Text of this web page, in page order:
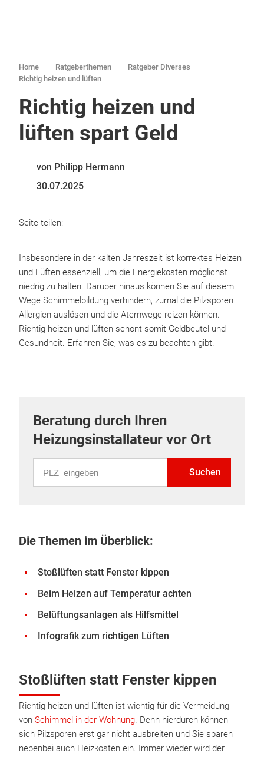
Home Ratgeberthemen
Ratgeber Diverses
Richtig heizen und lüften
Richtig heizen und
lüften spart Geld
von Philipp Hermann
30.07.2025
Seite teilen:
Insbesondere in der kalten Jahreszeit ist korrektes Heizen
und Lüften essenziell, um die Energiekosten möglichst
niedrig zu halten. Darüber hinaus können Sie auf diesem
Wege Schimmelbildung verhindern, zumal die Pilzsporen
Allergien auslösen und die Atemwege reizen können.
Richtig heizen und lüften schont somit Geldbeutel und
Gesundheit. Erfahren Sie, was es zu beachten gibt.
Beratung durch Ihren
Heizungsinstallateur vor Ort
Suchen
Die Themen im Überblick:
Stoßlüften statt Fenster kippen
Beim Heizen auf Temperatur achten
Belüftungsanlagen als Hilfsmittel
Infografik zum richtigen Lüften
Stoßlüften statt Fenster kippen
Richtig heizen und lüften ist wichtig für die Vermeidung
von Schimmel in der Wohnung. Denn hierdurch können
sich Pilzsporen erst gar nicht ausbreiten und Sie sparen
nebenbei auch Heizkosten ein. Immer wieder wird der